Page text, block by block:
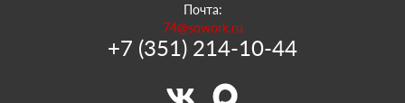
Почта:
74@sowork.ru
+7 (351) 214-10-44